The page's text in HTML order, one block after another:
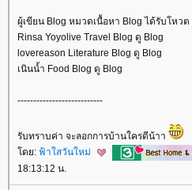
ผู้เขียน Blog หมวดเนื้อหา Blog ได้รับโหวต
Rinsa Yoyolive Travel Blog ดู Blog
lovereason Literature Blog ดู Blog
เนินน้ำ Food Blog ดู Blog
---------------------------
รับทราบค่า จะลอกการบ้านใครดีน้าา
ดย: ฟ้าใสวันใหม่
18:13:12 น.